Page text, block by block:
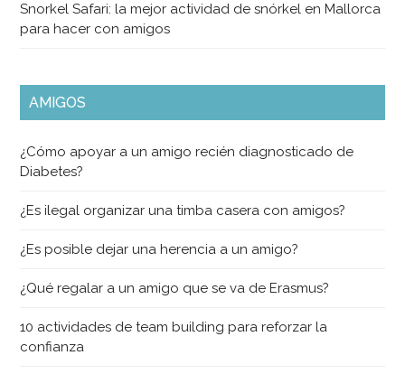
Snorkel Safari: la mejor actividad de snórkel en Mallorca
para hacer con amigos
AMIGOS
¿Cómo apoyar a un amigo recién diagnosticado de
Diabetes?
¿Es ilegal organizar una timba casera con amigos?
¿Es posible dejar una herencia a un amigo?
¿Qué regalar a un amigo que se va de Erasmus?
10 actividades de team building para reforzar la
confianza